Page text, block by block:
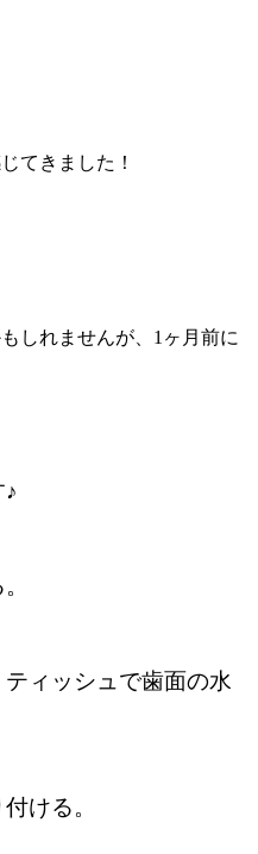
てきました！
しれませんが、1ヶ月前に
ィッシュで歯面の水
ける。